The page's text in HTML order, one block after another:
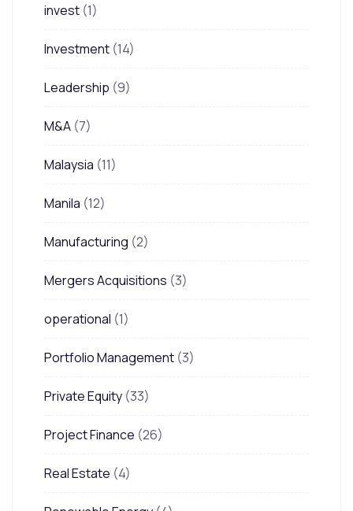
invest (1)
Investment (14)
Leadership (9)
M&A (7)
Malaysia (11)
Manila (12)
Manufacturing (2)
Mergers Acquisitions (3)
operational (1)
Portfolio Management (3)
Private Equity (33)
Project Finance (26)
Real Estate (4)